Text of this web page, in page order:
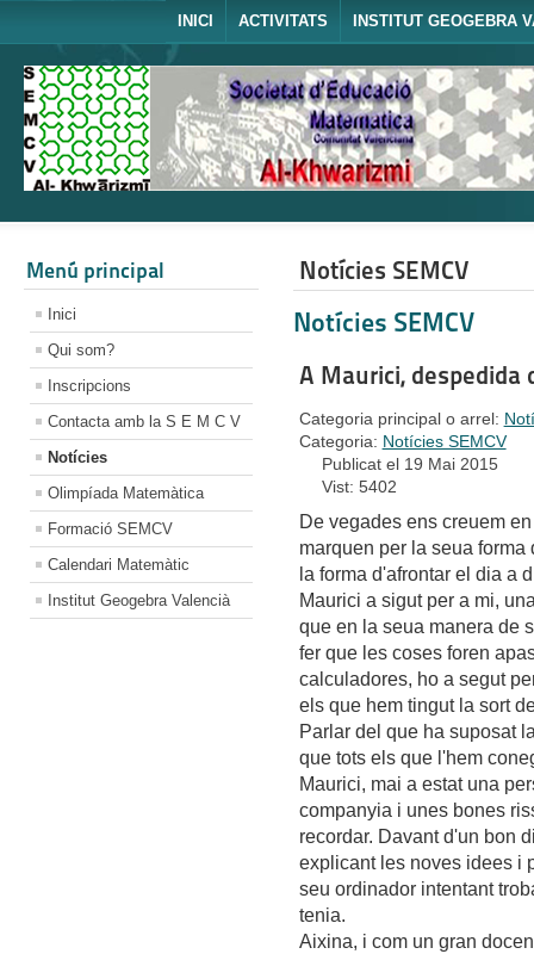
INICI ACTIVITATS INSTITUT GEOGEBRA
Menú principal
Inici
Qui som?
Inscripcions
Contacta amb la S E M C V
Notícies
Olimpíada Matemàtica
Formació SEMCV
Calendari Matemàtic
Institut Geogebra Valencià
Notícies SEMCV
Notícies SEMCV
A Maurici, despedida
Categoria principal o arrel:
Categoria: Notícies SEMCV
Publicat el 19 Mai 2015
Vist: 5402
De vegades ens creuem
marquen per la seua
la forma d'afrontar el dia a
Maurici a sigut per a mi,
que en la seua manera de
fer que les coses foren
calculadores, ho a segut
els que hem tingut la sort
Parlar del que ha suposat
que tots els que l'hem
Maurici, mai a estat una
companyia i unes bones
recordar. Davant d'un bon
explicant les noves idees i
seu ordinador intentant
tenia.
Aixina, i com un gran